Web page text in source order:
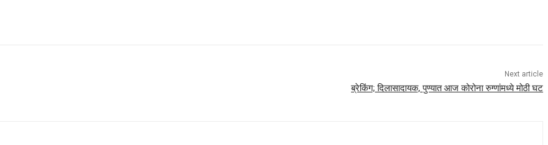
Next article
ब्रेकिंग; दिलासादायक, पुण्यात आज कोरोना रुग्णांमध्ये मोठी घट